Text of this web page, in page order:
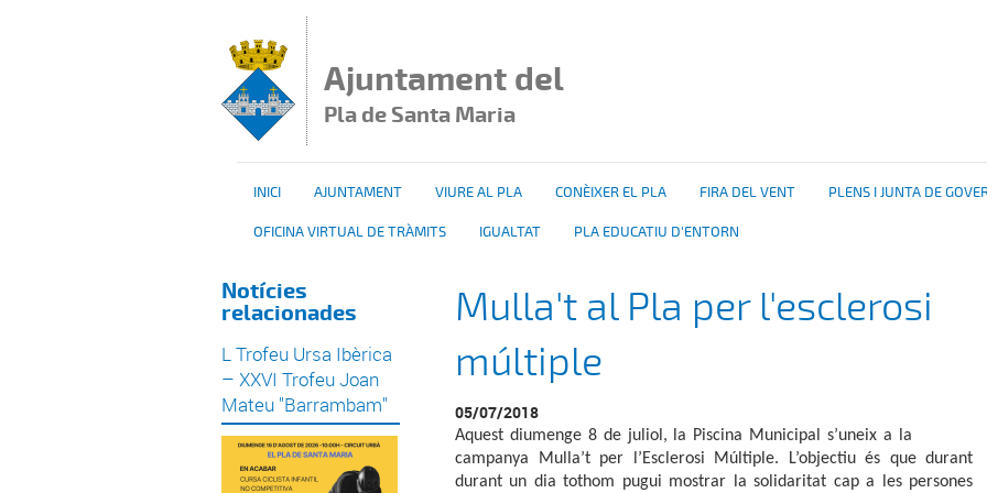
Ajuntament del
Pla de Santa Maria
INICI AJUNTAMENT VIURE AL PLA CONÈIXER EL PLA FIRA DEL VENT PLENS I JUNTA DE
OFICINA VIRTUAL DE TRÀMITS IGUALTAT PLA EDUCATIU D'ENTORN
Notícies
relacionades
L Trofeu Ursa Ibèrica
– XXVI Trofeu Joan
Mateu "Barrambam"
Mulla't al Pla per l'esclerosi
múltiple
05/07/2018
Aquest diumenge 8 de juliol, la Piscina Municipal s’uneix a la
campanya Mulla’t per l’Esclerosi Múltiple. L’objectiu és que durant
durant un dia tothom pugui mostrar la solidaritat cap a les persones